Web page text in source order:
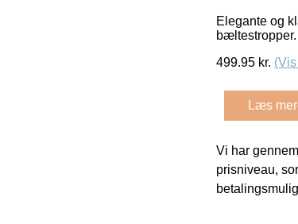
Elegante og
499.95 kr.
Læs
Vi har
prisniveau,